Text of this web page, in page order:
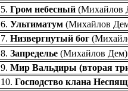
5. Гром небесный (Михайлов
6. Ультиматум (Михайлов
7. Низвергнутый бог (
8. Запределье (Михайлов Дем)
9. Мир Вальдиры (вторая
10. Господство клана